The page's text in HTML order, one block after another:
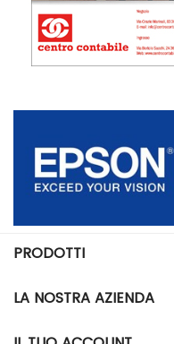
PRODOTTI
LA NOSTRA AZIENDA